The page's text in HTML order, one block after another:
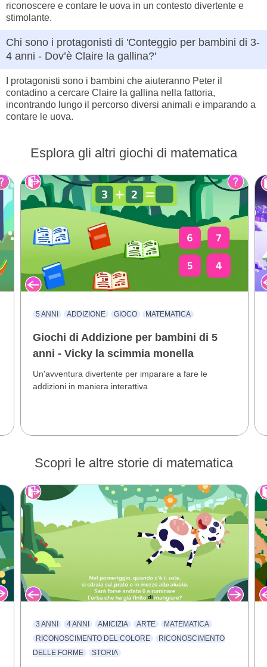
riconoscere e contare le uova in un contesto divertente e
stimolante.
Chi sono i protagonisti di 'Conteggio per bambini di 3-
4 anni - Dov’è Claire la gallina?'
I protagonisti sono i bambini che aiuteranno Peter il
contadino a cercare Claire la gallina nella fattoria,
incontrando lungo il percorso diversi animali e imparando a
contare le uova.
Esplora gli altri giochi di matematica
5 ANNI ADDIZIONE GIOCO MATEMATICA
Giochi di Addizione per bambini di 5
anni - Vicky la scimmia monella
Un'avventura divertente per imparare a fare le
addizioni in maniera interattiva
Scopri le altre storie di matematica
3 ANNI 4 ANNI AMICIZIA ARTE
MATEMATICA
RICONOSCIMENTO DEL COLORE
RICONOSCIMENTO
DELLE FORME
STORIA